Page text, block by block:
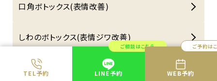
TEL予約
ご相談はこちら
LINE予約
ご予約は
WEB予約
口角ボトックス(表情改善)
しわのボトックス(表情ジワ改善)
ガミースマイルボトックス(歯茎の露出改善)